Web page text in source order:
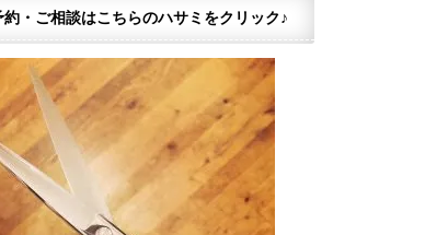
約・ご相談はこちらのハサミをクリック♪